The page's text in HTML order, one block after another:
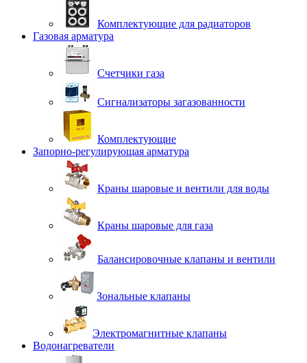
Комплектующие для радиаторов
Газовая арматура
Счетчики газа
Сигнализаторы загазованности
Комплектующие
Запорно-регулирующая арматура
Краны шаровые и вентили для воды
Краны шаровые для газа
Балансировочные клапаны и вентили
Зональные клапаны
Электромагнитные клапаны
Водонагреватели